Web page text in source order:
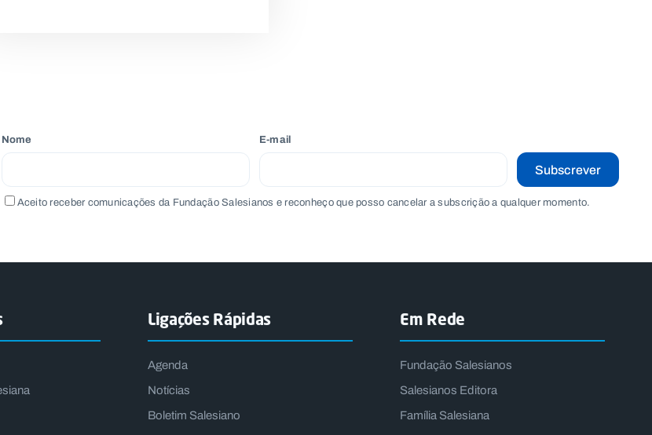
Nome E-mail
Aceito receber comunicações da Fundação Salesianos e reconheço que posso cancelar a subscrição a qualquer momento.
Subscrever
Ligações Rápidas
Agenda
Notícias
Boletim Salesiano
Em Rede
Fundação Salesianos
Salesianos Editora
Família Salesiana